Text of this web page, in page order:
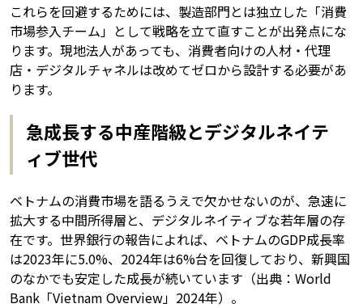
これらを回避するためには、製造部門とは独立した「消費
市場参入チーム」として戦略を立て直すことが出発点にな
ります。現地法人があっても、消費者向けの人材・代理
店・デジタルチャネルは改めてゼロから設計する必要があ
ります。
急成長する中産階級とデジタルネイテ
ィブ世代
ベトナムの消費市場を語るうえで欠かせないのが、急速に
拡大する中間所得層と、デジタルネイティブな若年層の存
在です。世界銀行の報告によれば、ベトナムのGDP成長率
は2023年に5.0%、2024年は6%台を回復しており、新興国
のなかでも安定した成長が続いています（出典：World
Bank「Vietnam Overview」2024年）。